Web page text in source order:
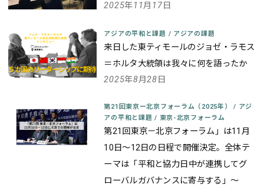
2025年11月17日
アジアの平和と課題 / アジアの課題
来日した東ティモールのジョゼ・ラモス
＝ホルタ大統領は我々に何を語ったか
2025年8月28日
第21回東京ー北京フォーラム（2025年）/ アジ
アの平和と課題/ 東京-北京フォーラム
第21回東京－北京フォーラム」は11月
10日～12日の日程で開催決定。全体テ
ーマは「平和と協力――日中が連携してグ
ローバルガバナンスに寄与する」～